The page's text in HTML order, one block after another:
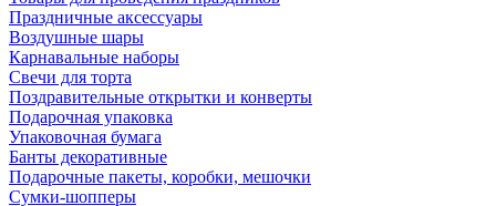
Праздничные аксессуары
Воздушные шары
Карнавальные наборы
Свечи для торта
Поздравительные открытки и конверты
Подарочная упаковка
Упаковочная бумага
Банты декоративные
Подарочные пакеты, коробки, мешочки
Сумки-шопперы